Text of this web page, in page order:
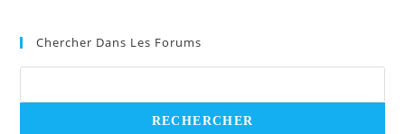
Chercher Dans Les Forums